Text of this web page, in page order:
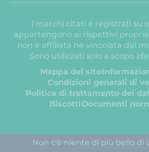
I marchi citati e registrati su
appartengono ai rispettivi
non è affiliata né vincolata dai
Sono utilizzati solo a scopo
Mappa del sito
Condizioni generali di
Politica di trattamento dei
Biscotti Documenti
Non c'è niente di più bello di